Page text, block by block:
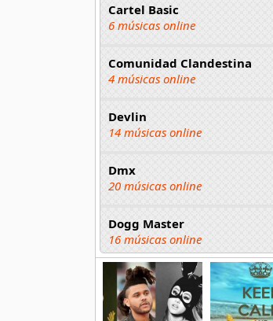
Cartel Basic
6 músicas online
Comunidad Clandestina
4 músicas online
Devlin
14 músicas online
Dmx
20 músicas online
Dogg Master
16 músicas online
DUKI
91 músicas online